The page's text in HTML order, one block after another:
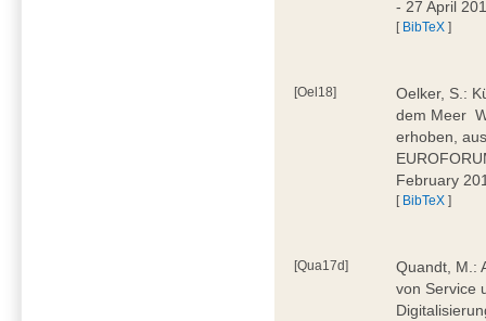
- 27 April
[ BibTeX ]
[Oel18]
Oelker, S.:
dem Meer 
erhoben,
February
[ BibTeX ]
[Qua17d]
Quandt, M.:
von Service